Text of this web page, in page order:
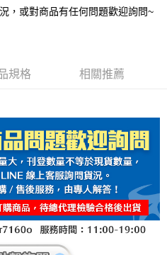
，或對商品有任何問題歡迎詢問~
規格 相關推薦